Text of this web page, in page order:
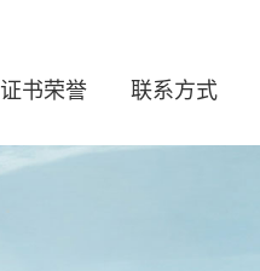
证书荣誉 联系方式